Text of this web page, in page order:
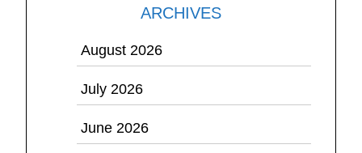
ARCHIVES
August 2026
July 2026
June 2026